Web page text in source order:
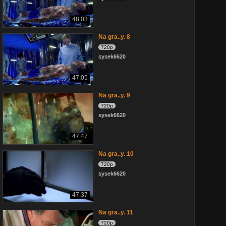
48:03
47:05
Na gra..y. 8
720p
sysek6620
47:47
Na gra..y. 9
720p
sysek6620
47:37
Na gra..y. 10
720p
sysek6620
Na gra..y. 11
720p